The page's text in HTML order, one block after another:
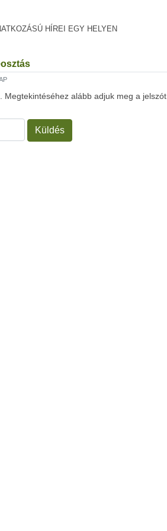
HÍREI EGY HELYEN
Megtekintéséhez alább adjuk meg a jelszót.